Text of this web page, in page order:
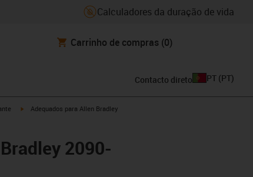
Calculadores da duração de vida
Carrinho de compras (0)
Contacto direto PT (PT)
igus-icon-arrow-right
Adequados para Allen Bradley
2090-